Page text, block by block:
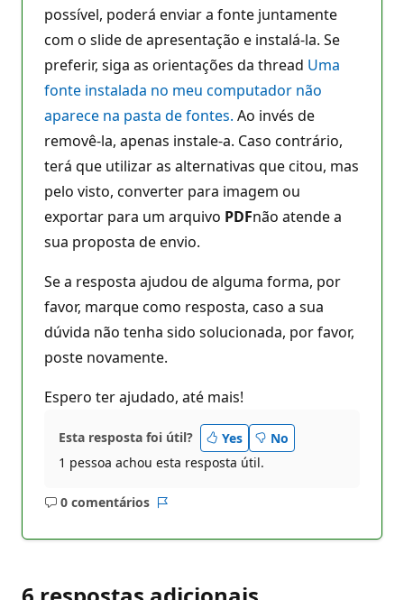
possível, poderá enviar a fonte juntamente
com o slide de apresentação e instalá-la. Se
preferir, siga as orientações da thread Uma
fonte instalada no meu computador não
aparece na pasta de fontes. Ao invés de
removê-la, apenas instale-a. Caso contrário,
terá que utilizar as alternativas que citou, mas
pelo visto, converter para imagem ou
exportar para um arquivo PDFnão atende a
sua proposta de envio.
Se a resposta ajudou de alguma forma, por
favor, marque como resposta, caso a sua
dúvida não tenha sido solucionada, por favor,
poste novamente.
Espero ter ajudado, até mais!
Esta resposta foi útil? Yes
No
1 pessoa achou esta resposta útil.
0 comentários
Sem